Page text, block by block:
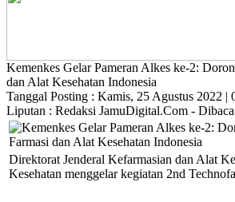
Kemenkes Gelar Pameran Alkes ke-2:
dan Alat Kesehatan Indonesia
Tanggal Posting : Kamis, 25 Agustus 2022 |
Liputan : Redaksi JamuDigital.Com -
Direktorat Jenderal Kefarmasian dan Alat
Kesehatan menggelar kegiatan 2nd